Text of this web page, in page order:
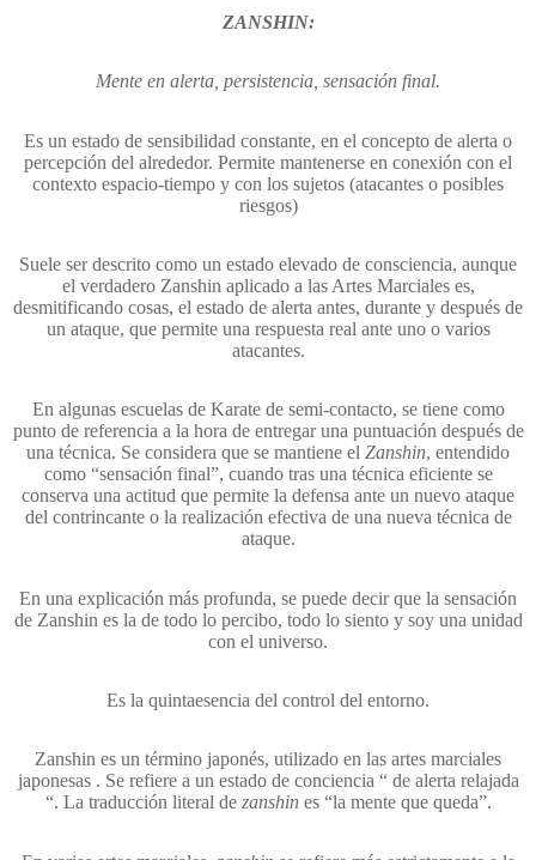
ZANSHIN:
Mente en alerta, persistencia, sensación final.
Es un estado de sensibilidad constante, en el concepto de alerta o
percepción del alrededor. Permite mantenerse en conexión con el
contexto espacio-tiempo y con los sujetos (atacantes o posibles
riesgos)
Suele ser descrito como un estado elevado de consciencia, aunque
el verdadero Zanshin aplicado a las Artes Marciales es,
desmitificando cosas, el estado de alerta antes, durante y después de
un ataque, que permite una respuesta real ante uno o varios
atacantes.
En algunas escuelas de Karate de semi-contacto, se tiene como
punto de referencia a la hora de entregar una puntuación después de
una técnica. Se considera que se mantiene el Zanshin, entendido
como “sensación final”, cuando tras una técnica eficiente se
conserva una actitud que permite la defensa ante un nuevo ataque
del contrincante o la realización efectiva de una nueva técnica de
ataque.
En una explicación más profunda, se puede decir que la sensación
de Zanshin es la de todo lo percibo, todo lo siento y soy una unidad
con el universo.
Es la quintaesencia del control del entorno.
Zanshin es un término japonés, utilizado en las artes marciales
japonesas . Se refiere a un estado de conciencia “ de alerta relajada
“. La traducción literal de zanshin es “la mente que queda”.